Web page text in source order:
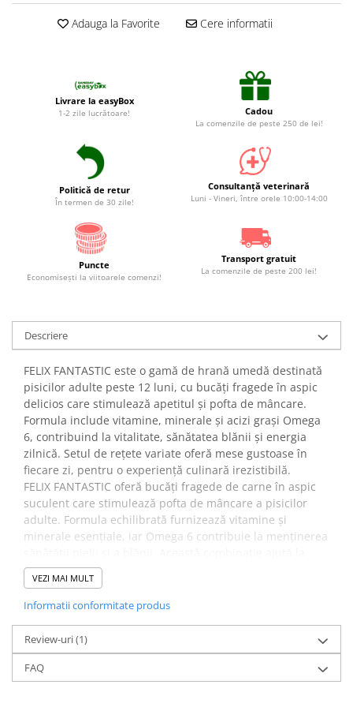
Suplimente și vitamine păsări și
Gel antiinflamator
Adauga la Favorite Cere informatii
Livrare la easyBox
1-2 zile lucrătoare! Cadou
La comenzile de peste 250 de lei!
Politică de retur
În termen de 30 zile!
Consultanță veterinară
Luni - Vineri, între orele 10:00-14:00
Puncte
Economiseşti la viitoarele comenzi!
Transport gratuit
La comenzile de peste 200 lei!
Descriere
FELIX FANTASTIC este o gamă de hrană umedă destinată
pisicilor adulte peste 12 luni, cu bucăți fragede în aspic
delicios care stimulează apetitul și pofta de mâncare.
Formula include vitamine, minerale și acizi grași Omega
6, contribuind la vitalitate, sănătatea blănii și energia
zilnică. Setul de rețete variate oferă mese gustoase în
fiecare zi, pentru o experiență culinară irezistibilă.
FELIX FANTASTIC oferă bucăți fragede de carne în aspic
suculent care stimulează pofta de mâncare a pisicilor
adulte. Formula echilibrată furnizează vitamine și
minerale esențiale, iar Omega 6 contribuie la menținerea
susținerea vitalității și energiei zilnice.
✔️Beneficii:
Bucățelele fragede în aspic fac hrana ușor de consumat
sănătatea generală și imunitatea, iar Omega 6 protejează
pielea și blana, menținându-le strălucitoare și sănătoase.
Varietatea rețetelor ajută la satisfacerea preferințelor
gustative și mențin interesul pisicii.
VEZI MAI MULT
Informatii conformitate produs
Review-uri(1)
FAQ